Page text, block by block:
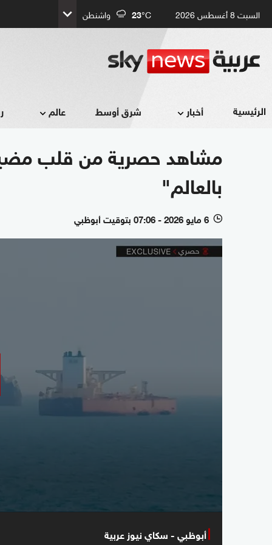
السبت 8 أغسطس 2026 23°C واشنطن
الرئيسية أخبار شرق أوسط عالم
مشاهد حصرية من قلب
بالعالم"
l 6 مايو 2026 - 07:06 بتوقيت أبوظبي
أبوظبي - سكاي نيوز عربية